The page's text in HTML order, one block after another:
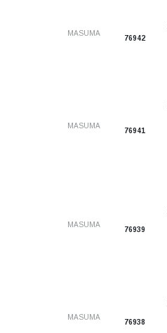
MASUMA
76942
MASUMA
76941
MASUMA
76939
MASUMA
76938